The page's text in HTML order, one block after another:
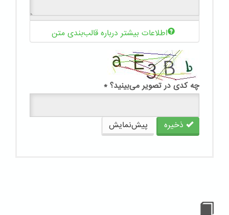
اطلاعات بیشتر درباره قالب‌بندی متن
چه کدی در تصویر می‌بینید؟ *
ذخیره پیش‌نمایش